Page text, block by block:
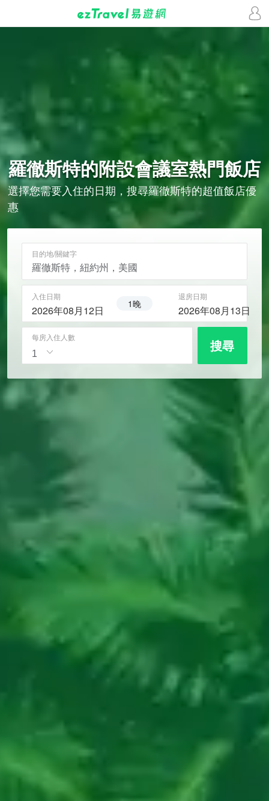
羅徹斯特的附設會議室熱門飯店
選擇您需要入住的日期，搜尋羅徹斯特的超值飯店優
惠
目的地/關鍵字
入住日期
2026年08月12日 1晚
退房日期
2026年08月13日
每房入住人數 搜尋